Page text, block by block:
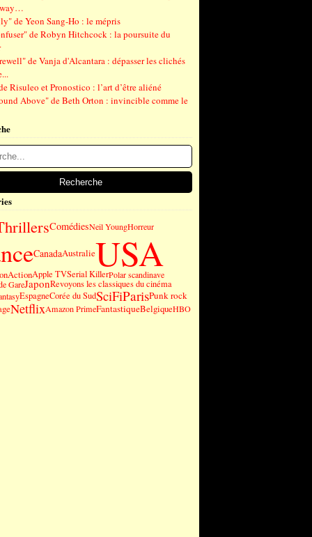
de Yeon Sang-Ho : le mépris
de Robyn Hitchcock : la poursuite du
de Vanja d'Alcantara : dépasser les clichés
Risuleo et Pronostico : l’art d’être aliéné
Above" de Beth Orton : invincible comme le
ComédiesNeil YoungHorreur
CanadaAustralieUSA
ActionApple TVSerial KillerPolar scandinave
GareJaponRevoyons les classiques du cinéma
EspagneCorée du SudSciFiParisPunk rock
NetflixAmazon PrimeFantastiqueBelgiqueHBO